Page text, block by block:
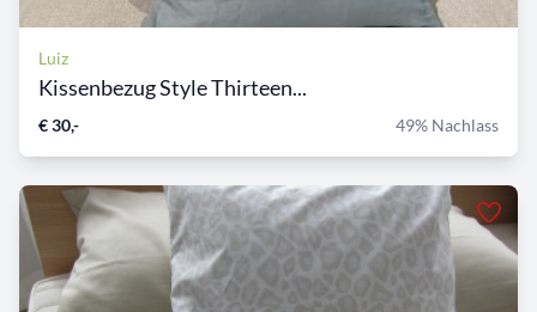
Luiz
Kissenbezug Style Thirteen...
€ 30,- 49% Nachlass